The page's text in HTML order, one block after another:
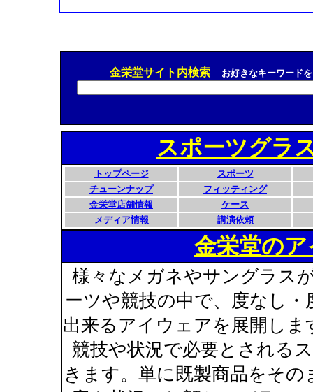
金栄堂サイト内検索 お好きなキーワード